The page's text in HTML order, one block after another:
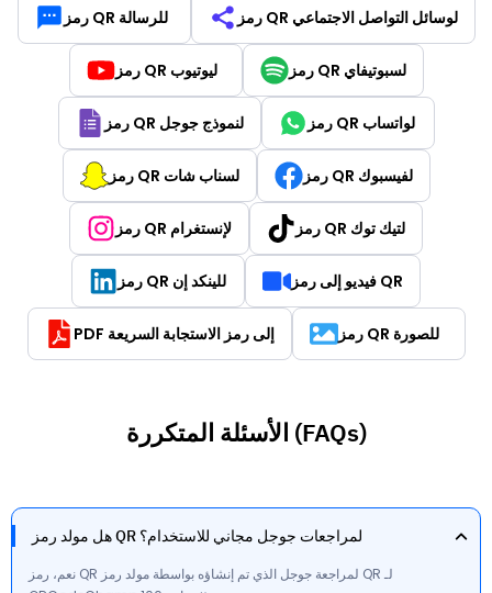
رمز QR للرسالة رمز QR لوسائل التواصل الاجتماعي
رمز QR ليوتيوب رمز QR لسبوتيفاي
رمز QR لنموذج جوجل رمز QR لواتساب
رمز QR لسناب شات رمز QR لفيسبوك
رمز QR لإنستغرام رمز QR لتيك توك
رمز QR للينكد إن فيديو إلى رمز QR
PDF إلى رمز الاستجابة السريعة رمز QR للصورة
الأسئلة المتكررة (FAQs)
هل مولد رمز QR لمراجعات جوجل مجاني للاستخدام؟
نعم، رمز QR لمراجعة جوجل الذي تم إنشاؤه بواسطة مولد رمز QR لـ